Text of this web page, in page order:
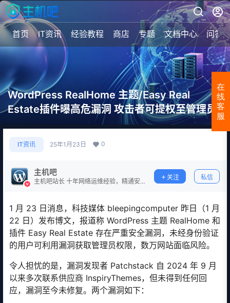
首页 IT资讯 经验教程 商店 专题 文档中心 问答
WordPress RealHome 主题/Easy Real
Estate插件曝高危漏洞 攻击者可提权至管理员
IT资讯 25年1月23日 0
主机吧
主机吧站长 十年网络运维经验，精通安
关注 私信
1 月 23 日消息，科技媒体 bleepingcomputer 昨日（1 月
22 日）发布博文，报道称 WordPress 主题 RealHome 和
插件 Easy Real Estate 存在严重安全漏洞，未经身份验证
的用户可利用漏洞获取管理员权限，数万网站面临风险。
令人担忧的是，漏洞发现者 Patchstack 自 2024 年 9 月
以来多次联系供应商 InspiryThemes，但未得到任何回
应，漏洞至今未修复。两个漏洞如下：
在
线
客
服